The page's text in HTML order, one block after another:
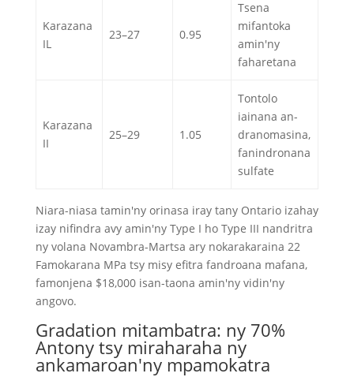
Karazana
IL
23–27 0.95
Tsena
mifantoka
amin'ny
faharetana
Karazana
II
25–29 1.05
Tontolo
iainana an-
dranomasina,
fanindronana
sulfate
Niara-niasa tamin'ny orinasa iray tany Ontario izahay
izay nifindra avy amin'ny Type I ho Type III nandritra
ny volana Novambra-Martsa ary nokarakaraina 22
Famokarana MPa tsy misy efitra fandroana mafana,
famonjena $18,000 isan-taona amin'ny vidin'ny
angovo.
Gradation mitambatra: ny 70%
Antony tsy miraharaha ny
ankamaroan'ny mpamokatra